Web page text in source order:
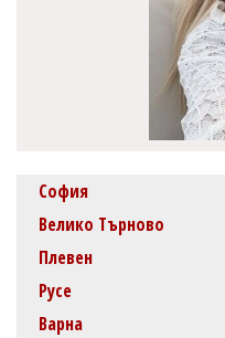
София
Велико Търново
Плевен
Русе
Варна